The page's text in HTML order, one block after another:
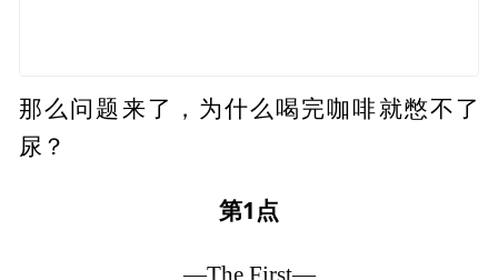
那么问题来了，为什么喝完咖啡就憋不了
尿？
第1点
—The First—